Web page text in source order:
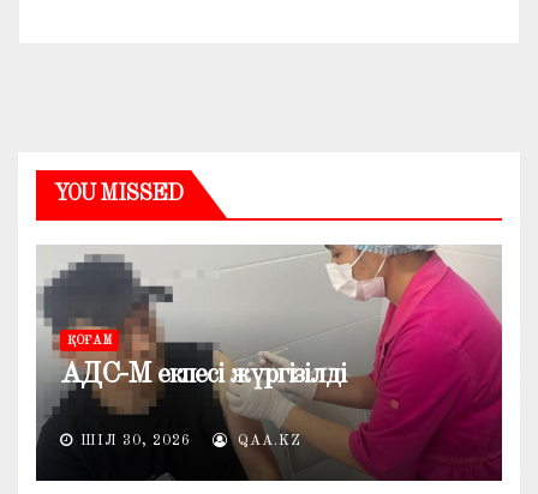
YOU MISSED
ҚОҒАМ
АДС-М екпесі жүргізілді
ШІЛ 30, 2026 QAA.KZ